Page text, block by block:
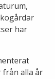
har
från alla år